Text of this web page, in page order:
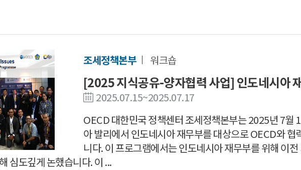
조세정책본부 워크숍
[2025 지식공유-양자협력 사업] 인도네시아
2025.07.15~2025.07.17
OECD 대한민국 정책센터 조세정책본부는 2025년 7
아 발리에서 인도네시아 재무부를 대상으로 OECD와
니다. 이 프로그램에서는 인도네시아 재무부를 위해 이
심도깊게 논했습니다. 이 ...